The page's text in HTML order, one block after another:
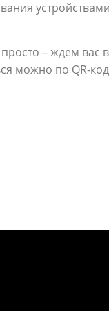
– ждем
можно по QR-